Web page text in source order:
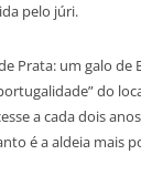
pelo júri.
Prata: um galo de
do
a cada dois
é a aldeia mais